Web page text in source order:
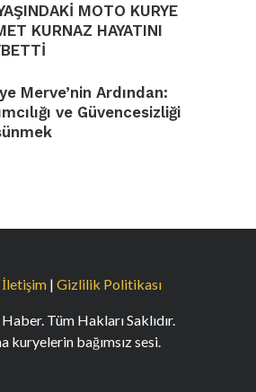
MOTO KURYE
KURNAZ HAYATINI
Merve’nin Ardından:
ve Güvencesizliği
İletişim | Gizlilik Politikası
Tüm Hakları Saklıdır.
kuryelerin bağımsız sesi.